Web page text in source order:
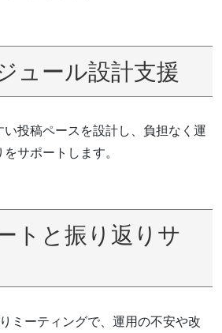
ュール設計支援
投稿ペースを設計し、負担なく運
サポートします。
トと振り返りサ
ミーティングで、運用の不安や改